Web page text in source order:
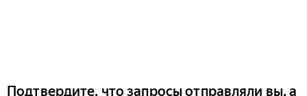
Подтвердите, что запросы отправляли вы, а